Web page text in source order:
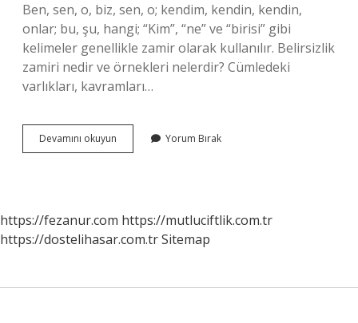
Ben, sen, o, biz, sen, o; kendim, kendin, kendin,
onlar; bu, şu, hangi; “Kim”, “ne” ve “birisi” gibi
kelimeler genellikle zamir olarak kullanılır. Belirsizlik
zamiri nedir ve örnekleri nelerdir? Cümledeki
varlıkları, kavramları…
Devamını okuyun
Adıl
Yorum Bırak
https://fezanur.com https://mutluciftlik.com.tr
https://dostelihasar.com.trSitemap